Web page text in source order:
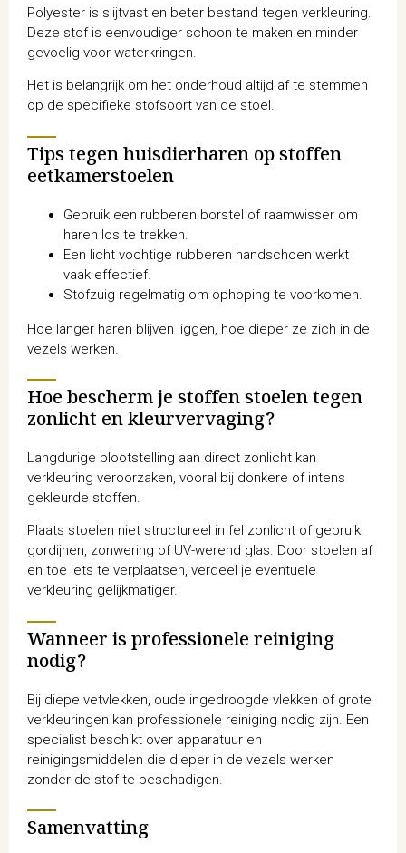
Polyester is slijtvast en beter bestand tegen verkleuring.
Deze stof is eenvoudiger schoon te maken en minder
gevoelig voor waterkringen.
Het is belangrijk om het onderhoud altijd af te stemmen
op de specifieke stofsoort van de stoel.
Tips tegen huisdierharen op stoffen
eetkamerstoelen
Gebruik een rubberen borstel of raamwisser om
haren los te trekken.
Een licht vochtige rubberen handschoen werkt
vaak effectief.
Stofzuig regelmatig om ophoping te voorkomen.
Hoe langer haren blijven liggen, hoe dieper ze zich in de
vezels werken.
Hoe bescherm je stoffen stoelen tegen
zonlicht en kleurvervaging?
Langdurige blootstelling aan direct zonlicht kan
verkleuring veroorzaken, vooral bij donkere of intens
gekleurde stoffen.
Plaats stoelen niet structureel in fel zonlicht of gebruik
gordijnen, zonwering of UV-werend glas. Door stoelen af
en toe iets te verplaatsen, verdeel je eventuele
verkleuring gelijkmatiger.
Wanneer is professionele reiniging
nodig?
Bij diepe vetvlekken, oude ingedroogde vlekken of grote
verkleuringen kan professionele reiniging nodig zijn. Een
specialist beschikt over apparatuur en
reinigingsmiddelen die dieper in de vezels werken
zonder de stof te beschadigen.
Samenvatting